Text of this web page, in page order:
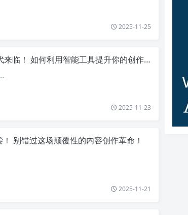
2025-11-25
！ 如何利用智能工具提升你的创作效率引发热议
2025-11-23
别错过这场颠覆性的内容创作革命！
2025-11-21